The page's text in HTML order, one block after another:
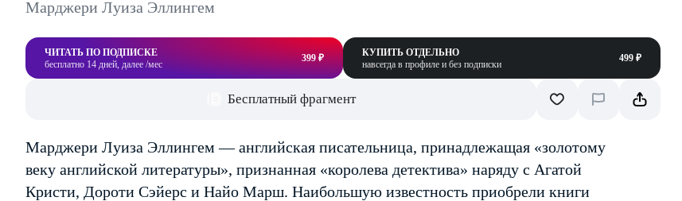
Марджери Луиза Эллингем
ЧИТАТЬ ПО ПОДПИСКЕ
бесплатно 14 дней, далее /мес
399 ₽
КУПИТЬ ОТДЕЛЬНО
навсегда в профиле и без подписки
499 ₽
Бесплатный фрагмент
Марджери Луиза Эллингем — английская писательница, принадлежащая «золотому
веку английской литературы», признанная «королева детектива» наряду с Агатой
Кристи, Дороти Сэйерс и Найо Марш. Наибольшую известность приобрели книги